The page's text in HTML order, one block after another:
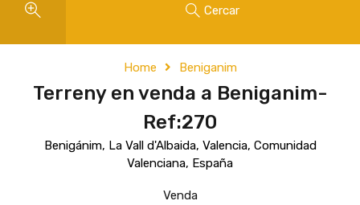
Cercar
Home Beniganim
Terreny en venda a Beniganim-
Ref:270
Benigánim, La Vall d'Albaida, Valencia, Comunidad
Valenciana, España
Venda